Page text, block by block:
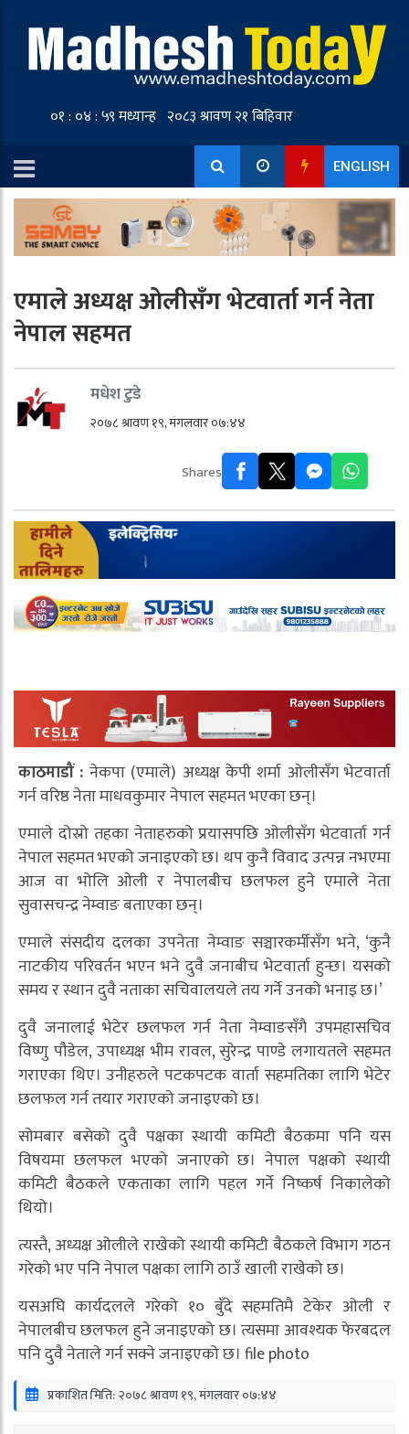
ENGLISH
एमाले अध्यक्ष ओलीसँग भेटवार्ता गर्न नेता
नेपाल सहमत
मधेश टुडे
२०७८ श्रावण १९, मंगलवार ०७:४४
Shares
काठमाडौं : नेकपा (एमाले) अध्यक्ष केपी शर्मा ओलीसँग भेटवार्ता
गर्न वरिष्ठ नेता माधवकुमार नेपाल सहमत भएका छन्।
एमाले दोस्रो तहका नेताहरुको प्रयासपछि ओलीसँग भेटवार्ता गर्न
नेपाल सहमत भएको जनाइएको छ। थप कुनै विवाद उत्पन्न नभएमा
आज वा भोलि ओली र नेपालबीच छलफल हुने एमाले नेता
सुवासचन्द्र नेम्वाङ बताएका छन्।
एमाले संसदीय दलका उपनेता नेम्वाङ सञ्चारकर्मीसँग भने, ‘कुनै
नाटकीय परिवर्तन भएन भने दुवै जनाबीच भेटवार्ता हुन्छ। यसको
समय र स्थान दुवै नताका सचिवालयले तय गर्ने उनको भनाइ छ।’
दुवै जनालाई भेटेर छलफल गर्न नेता नेम्वाङसँगै उपमहासचिव
विष्णु पौडेल, उपाध्यक्ष भीम रावल, सुरेन्द्र पाण्डे लगायतले सहमत
गराएका थिए। उनीहरुले पटकपटक वार्ता सहमतिका लागि भेटेर
छलफल गर्न तयार गराएको जनाइएको छ।
सोमबार बसेको दुवै पक्षका स्थायी कमिटी बैठकमा पनि यस
विषयमा छलफल भएको जनाएको छ। नेपाल पक्षको स्थायी
कमिटी बैठकले एकताका लागि पहल गर्ने निष्कर्ष निकालेको
थियो।
त्यस्तै, अध्यक्ष ओलीले राखेको स्थायी कमिटी बैठकले विभाग गठन
गरेको भए पनि नेपाल पक्षका लागि ठाउँ खाली राखेको छ।
यसअघि कार्यदलले गरेको १० बुँदे सहमतिमै टेकेर ओली र
नेपालबीच छलफल हुने जनाइएको छ। त्यसमा आवश्यक फेरबदल
पनि दुवै नेताले गर्न सक्ने जनाइएको छ। file photo
प्रकाशित मिति: २०७८ श्रावण १९, मंगलवार ०७:४४